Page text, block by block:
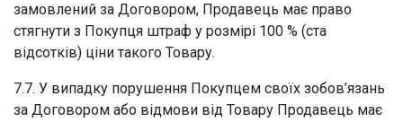
замовлений за Договором, Продавець має право
стягнути з Покупця штраф у розмірі 100 % (ста
відсотків) ціни такого Товару.
7.7. У випадку порушення Покупцем своїх зобов’язань
за Договором або відмови від Товару Продавець має